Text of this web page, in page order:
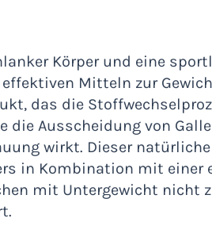
Körper und eine
Mitteln zur
das die
die Ausscheidung von
wirkt. Dieser natürliche
in Kombination mit einer
mit Untergewicht nicht